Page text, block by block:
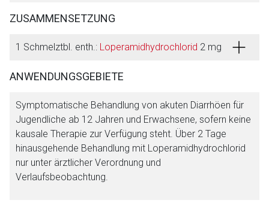
ZUSAMMENSETZUNG
1 Schmelztbl. enth.: Loperamidhydrochlorid 2 mg
ANWENDUNGSGEBIETE
Symptomatische Behandlung von akuten Diarrhöen für
Jugendliche ab 12 Jahren und Erwachsene, sofern keine
kausale Therapie zur Verfügung steht. Über 2 Tage
hinausgehende Behandlung mit Loperamidhydrochlorid
nur unter ärztlicher Verordnung und
Verlaufsbeobachtung.